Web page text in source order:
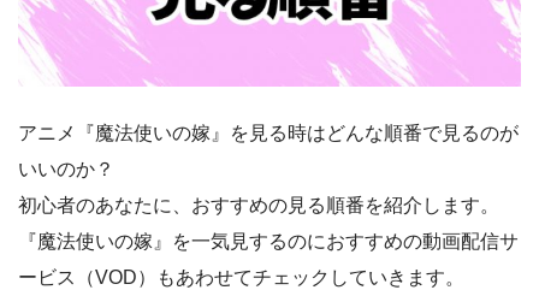
アニメ『魔法使いの嫁』を見る時はどんな順番で見るのが
いいのか？
初心者のあなたに、おすすめの見る順番を紹介します。
『魔法使いの嫁』を一気見するのにおすすめの動画配信サ
ービス（VOD）もあわせてチェックしていきます。